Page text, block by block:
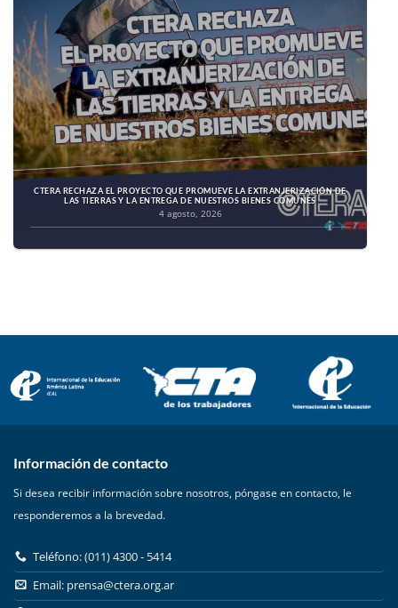
CTERA RECHAZA EL PROYECTO QUE PROMUEVE LA EXTRANJERIZACIÓN DE
LAS TIERRAS Y LA ENTREGA DE NUESTROS BIENES COMUNES
4 agosto, 2026
Información de contacto
Si desea recibir información sobre nosotros, póngase en contacto, le
responderemos a la brevedad.
Teléfono: (011) 4300 - 5414
Email: prensa@ctera.org.ar